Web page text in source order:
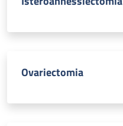
Ovariectomia